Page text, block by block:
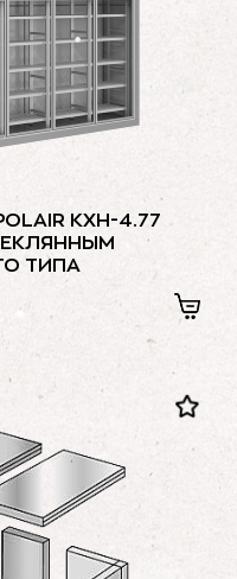
КХН-4.77
ТИПА